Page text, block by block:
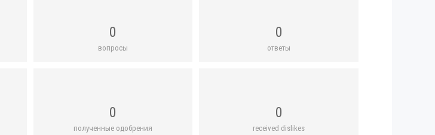
0
вопросы
0
ответы
0
полученные одобрения
0
received dislikes